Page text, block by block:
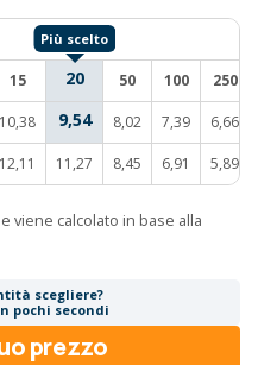
15 20 50 100 250
10,38 9,54 8,02 7,39 6,66
12,11 11,27 8,45 6,91 5,89
viene calcolato in base alla
scegliere?
pochi secondi
prezzo